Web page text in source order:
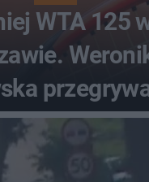
WTA 125
boju